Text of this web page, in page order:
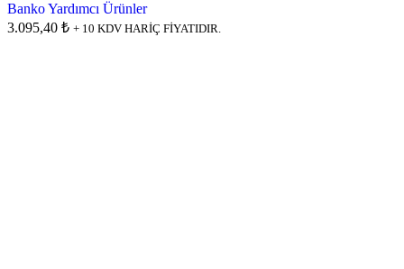
Banko Yardımcı Ürünler
3.095,40 ₺ + 10 KDV HARİÇ FİYATIDIR.